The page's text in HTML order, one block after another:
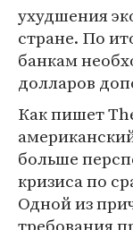
ухудшения
стране. По
банкам
долларов
Как пишет
больше
кризиса по
Одной из